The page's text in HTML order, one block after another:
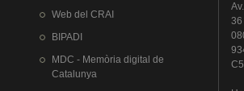
Web del CRAI
BIPADI
MDC - Memòria digital de
Catalunya
Av.
36